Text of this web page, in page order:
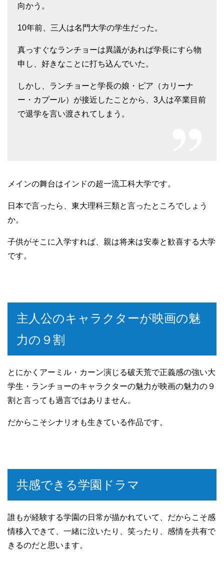
向かう。
10年前、三人は名門大学の学生だった。
真っすぐなランチョーは異議があれば学長にすら物
申し、好きなことに打ち込んでいた。
しかし、ランチョーと学長の娘・ピア（カリーナ
ー・カプール）が接近したことから、3人は卒業目前
で退学を言い渡されてしまう。
メインの舞台はインドの超一流工科大学です。
日本で言ったら、東大理科三類と言ったところでしょう
か。
子供がそこに入学すれば、親は将来は安泰と歓喜する大学
です。
主人公のキャラクターが映画の魅
力の９割
とにかくアーミル・カーン演じる破天荒で正義感の強い大
学生・ランチョーのキャラクターの魅力が映画の魅力の９
割と言っても過言ではありません。
だからこそシナリオも生きている作品です。
共感できる学園ドラマ
誰もが経験する学園の日常が描かれていて、だからこそ感
情移入できて、一緒に泣いたり、笑ったり、感情を共有で
きるのだと思います。